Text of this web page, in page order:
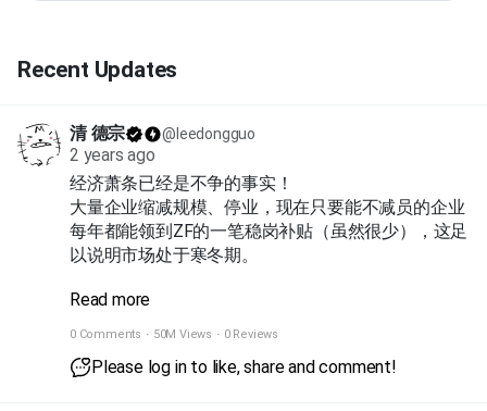
Recent Updates
清 德宗 @leedongguo
2 years ago
经济萧条已经是不争的事实！
大量企业缩减规模、停业，现在只要能不减员的企业
每年都能领到ZF的一笔稳岗补贴（虽然很少），这足
以说明市场处于寒冬期。
现在能扩招的企业寥寥无几，岗位少，但待上岗的人
却越积越多，ZF也不得不开始货币宽松放水，希望能
好。
Read more
0 Comments · 50M Views · 0 Reviews
Please log in to like, share and comment!